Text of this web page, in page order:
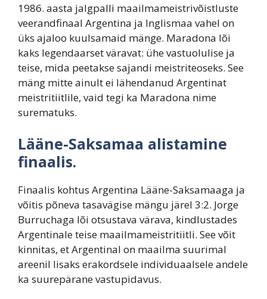
1986. aasta jalgpalli maailmameistrivõistluste
veerandfinaal Argentina ja Inglismaa vahel on
üks ajaloo kuulsamaid mänge. Maradona lõi
kaks legendaarset väravat: ühe vastuolulise ja
teise, mida peetakse sajandi meistriteoseks. See
mäng mitte ainult ei lähendanud Argentinat
meistritiitlile, vaid tegi ka Maradona nime
surematuks.
Lääne-Saksamaa alistamine
finaalis.
Finaalis kohtus Argentina Lääne-Saksamaaga ja
võitis põneva tasavägise mängu järel 3:2. Jorge
Burruchaga lõi otsustava värava, kindlustades
Argentinale teise maailmameistritiitli. See võit
kinnitas, et Argentinal on maailma suurimal
areenil lisaks erakordsele individuaalsele andele
ka suurepärane vastupidavus.